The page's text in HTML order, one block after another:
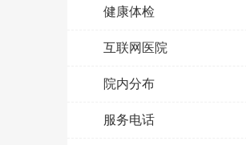
健康体检
互联网医院
院内分布
服务电话